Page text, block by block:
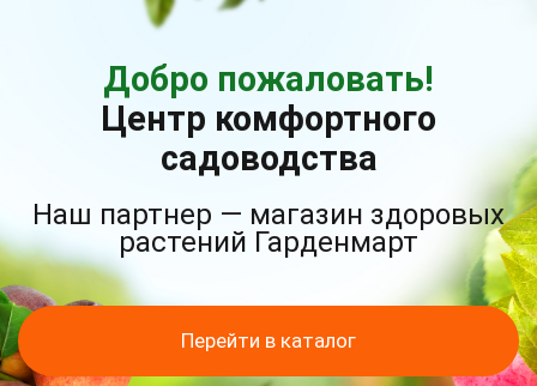
Добро пожаловать!
Центр комфортного
садоводства
Наш партнер — магазин здоровых
растений Гарденмарт
Перейти в каталог